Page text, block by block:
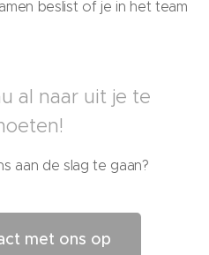
beslist of je in het team
al naar uit je te
aan de slag te gaan?
met ons op